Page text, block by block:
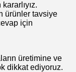
ürünler tavsiye
için
üretimine ve
dikkat ediyoruz.